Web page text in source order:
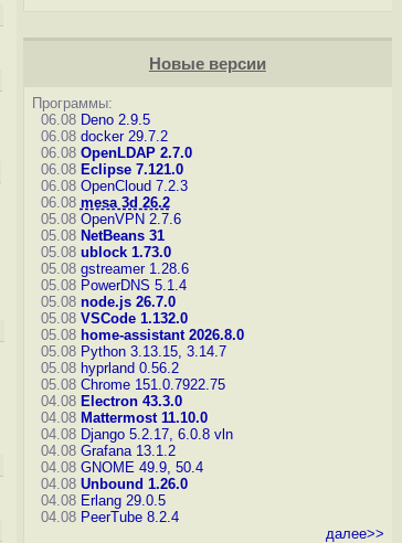
Новые версии
Программы:
06.08 Deno 2.9.5
06.08 docker 29.7.2
06.08 OpenLDAP 2.7.0
06.08 Eclipse 7.121.0
06.08 OpenCloud 7.2.3
06.08 mesa 3d 26.2
05.08 OpenVPN 2.7.6
05.08 NetBeans 31
05.08 ublock 1.73.0
05.08 gstreamer 1.28.6
05.08 PowerDNS 5.1.4
05.08 node.js 26.7.0
05.08 VSCode 1.132.0
05.08 home-assistant 2026.8.0
05.08 Python 3.13.15, 3.14.7
05.08 hyprland 0.56.2
05.08 Chrome 151.0.7922.75
04.08 Electron 43.3.0
04.08 Mattermost 11.10.0
04.08 Django 5.2.17, 6.0.8 vln
04.08 Grafana 13.1.2
04.08 GNOME 49.9, 50.4
04.08 Unbound 1.26.0
04.08 Erlang 29.0.5
04.08 PeerTube 8.2.4
далее>>